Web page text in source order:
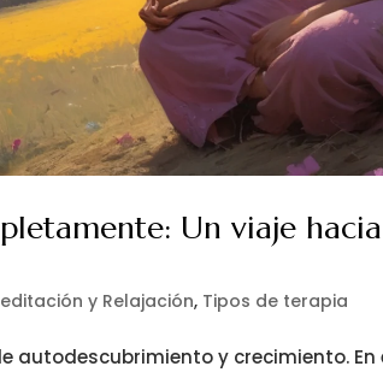
Un viaje
y Relajación, Tipos de terapia
autodescubrimiento y crecimiento. En